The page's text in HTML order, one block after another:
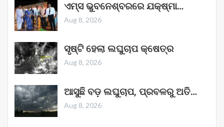
ଏମ୍ସ ଭୁବନେଶ୍ବରରେ ଯକ୍ଷ୍ମା…
Aug 8, 2026
ସୃଷ୍ଟି ହେଲା ଲଘୁଚାପ କ୍ଷେତ୍ର
Aug 8, 2026
ଆସୁଛି ବଡ଼ ଲଘୁଚାପ, ପ୍ରବଳରୁ ଅତି…
Aug 8, 2026